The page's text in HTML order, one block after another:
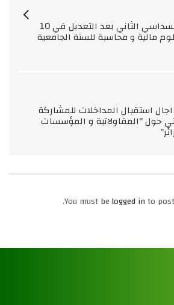
استعمال زمن السداسي الثاني بعد التعديل في 10
مالية و محاسبة للسنة الجامعية
استقبال المداخلات للمشاركة
حول "المقاولاتية و المؤسسات
You must belogged into